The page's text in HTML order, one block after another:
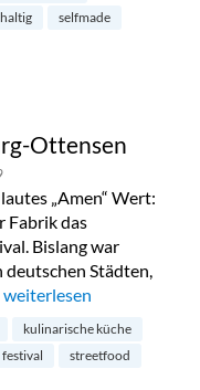
selfmade
Ottensen
„Amen“ Wert:
Fabrik das
Bislang war
Städten,
„Ramen Festival in
weiterlesen
kulinarische küche
streetfood